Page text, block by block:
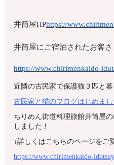
井筒屋HPhttps://
井筒屋にご宿泊されたお客さ
https://www.chirimenkaido-
近隣の古民家で保護猫３匹と暮
古民家と猫のブログはじめまし
ちりめん街道料理旅館井筒屋
しました！
↓詳しくはこちらのページをご
https://www.chirimenkaido-